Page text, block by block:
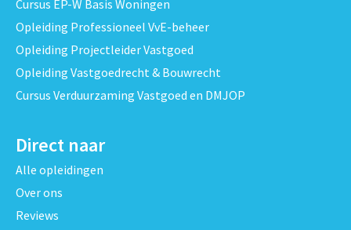
Cursus EP-W Basis Woningen
Opleiding Professioneel VvE-beheer
Opleiding Projectleider Vastgoed
Opleiding Vastgoedrecht & Bouwrecht
Cursus Verduurzaming Vastgoed en DMJOP
Direct naar
Alle opleidingen
Over ons
Reviews